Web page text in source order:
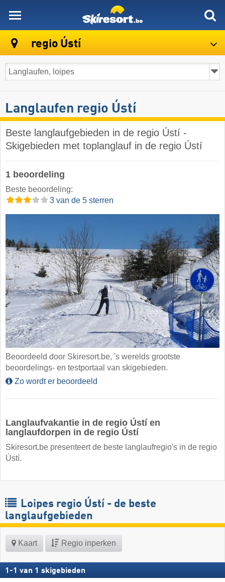
regio Ústí
Langlaufen regio Ústí
Beste langlaufgebieden in de regio Ústí -
Skigebieden met toplanglauf in de regio Ústí
1 beoordeling
Beste beoordeling:
3 van de 5 sterren
Beoordeeld door Skiresort.be, 's werelds grootste
beoordelings- en testportaal van skigebieden.
Zo wordt er beoordeeld
Langlaufvakantie in de regio Ústí en
langlaufdorpen in de regio Ústí
Skiresort.be presenteert de beste langlaufregio's in de regio
Ústí.
Loipes regio Ústí - de beste
langlaufgebieden
Kaart Regio inperken
1 -1 van 1 skigebieden